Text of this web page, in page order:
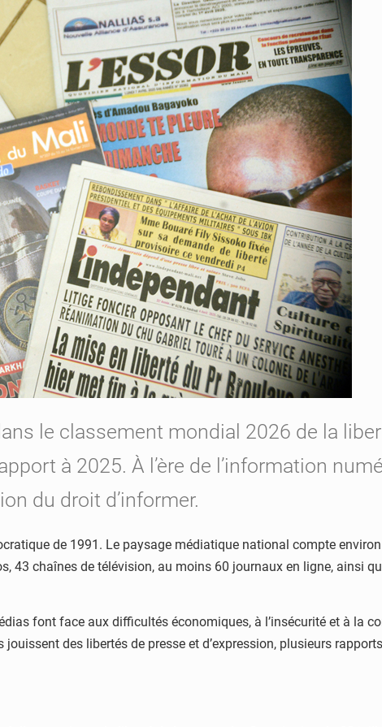
le classement mondial 2026 de la
à 2025. À l’ère de l’information
du droit d’informer.
de 1991. Le paysage médiatique national compte
43 chaînes de télévision, au moins 60 journaux en ligne, ainsi
font face aux difficultés économiques, à l’insécurité et à la
des libertés de presse et d’expression, plusieurs